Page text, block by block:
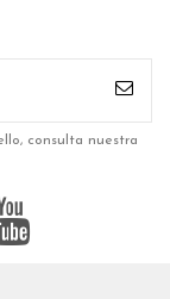
consulta nuestra